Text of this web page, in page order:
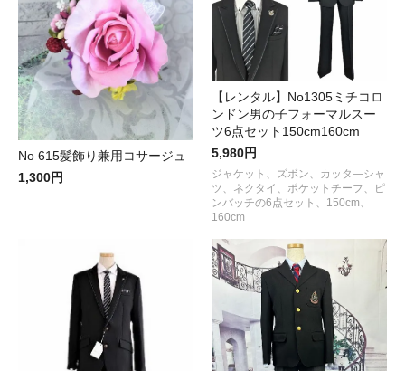
No 615髪飾り兼用コサージュ
1,300円
【レンタル】No1305ミチコロ
ンドン男の子フォーマルスー
ツ6点セット150cm160cm
5,980円
ジャケット、ズボン、カッタ―シャ
ツ、ネクタイ、ポケットチーフ、ピ
ンバッチの6点セット、150cm、
160cm